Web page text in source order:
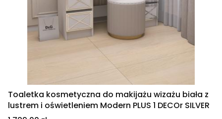
Toaletka kosmetyczna do makijażu wizażu biała z
lustrem i oświetleniem Modern PLUS 1 DECOr SILVER